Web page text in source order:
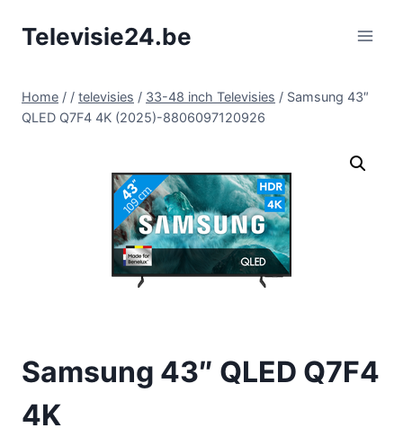
naarTelevisie24.be
Home / / televisies / 33-48 inch Televisies / Samsung 43″
QLED Q7F4 4K (2025)-8806097120926
Samsung 43″ QLED Q7F4
4K